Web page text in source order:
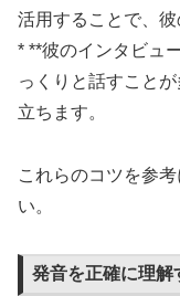
活用することで、彼
* **彼のインタビュ
っくりと話すこと
立ちます。
これらのコツを参
い。
発音を正確に理解